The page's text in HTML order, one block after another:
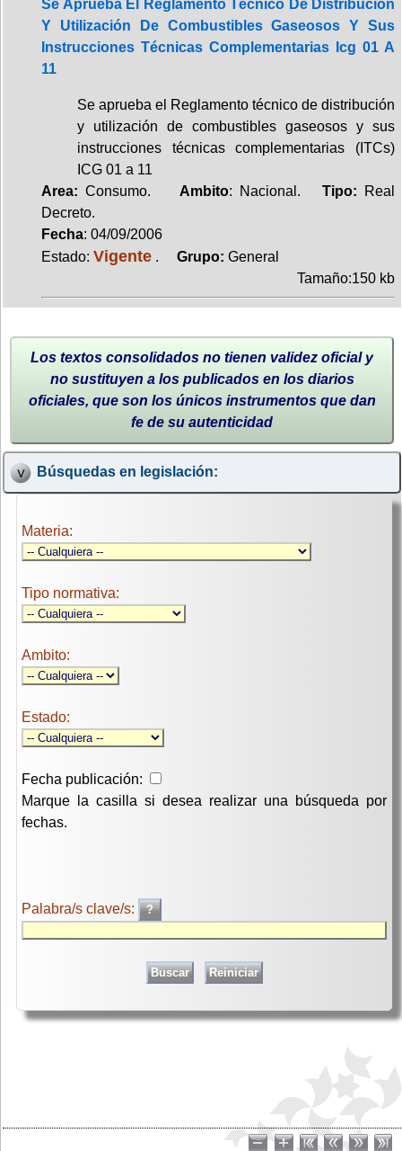
Se Aprueba El Reglamento Técnico De Distribución
Y Utilización De Combustibles Gaseosos Y Sus
Instrucciones Técnicas Complementarias Icg 01 A
11
Se aprueba el Reglamento técnico de distribución
y utilización de combustibles gaseosos y sus
instrucciones técnicas complementarias (ITCs)
ICG 01 a 11
Area: Consumo. Ambito: Nacional. Tipo:
Real
Decreto.
Fecha: 04/09/2006
Estado: Vigente . Grupo: General
Tamaño:150 kb
Los textos consolidados no tienen validez oficial y
no sustituyen a los publicados en los diarios
oficiales, que son los únicos instrumentos que dan
fe de su autenticidad
Búsquedas en legislación:
Materia:
Tipo normativa:
Ambito:
Estado:
Fecha publicación:
Marque la casilla si desea realizar una búsqueda por
fechas.
Palabra/s clave/s: